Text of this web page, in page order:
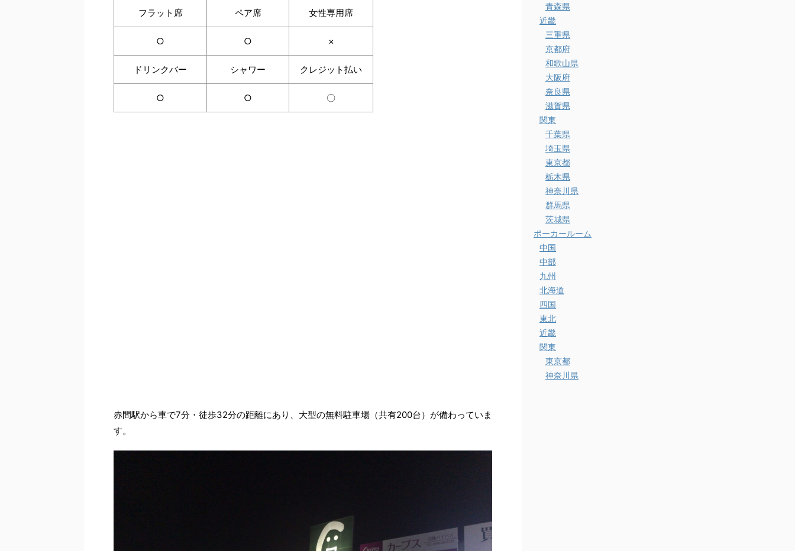
フラット席 ペア席 女性専用席
○ ○ ×
ドリンクバー シャワー クレジット払い
○ ○ 〇
赤間駅から車で7分・徒歩32分の距離にあり、大型の無料駐車場（共有200台）が備わっていま
す。
青森県
近畿
三重県
京都府
和歌山県
大阪府
奈良県
滋賀県
関東
千葉県
埼玉県
東京都
栃木県
神奈川県
群馬県
茨城県
ポーカールーム
中国
中部
九州
北海道
四国
東北
近畿
関東
東京都
神奈川県